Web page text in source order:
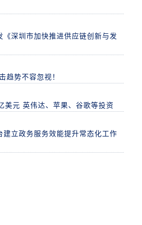
深圳市加快推进供应链创新与发
趋势不容忽视！
元 英伟达、苹果、谷歌等投资
立政务服务效能提升常态化工作